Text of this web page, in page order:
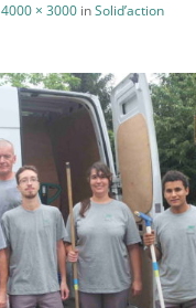
4000 × 3000 inSolid’action